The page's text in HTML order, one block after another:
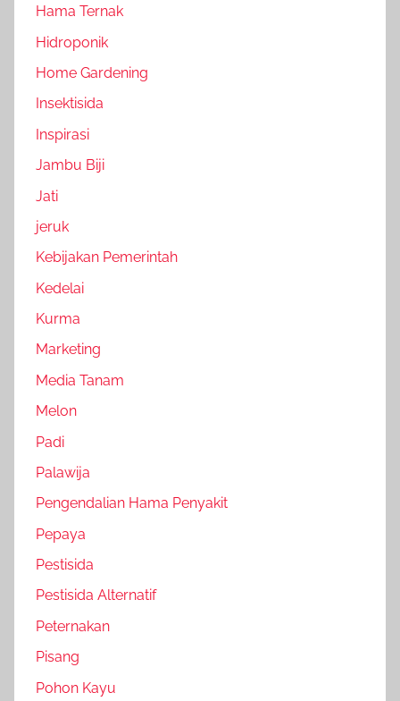
Hama Ternak
Hidroponik
Home Gardening
Insektisida
Inspirasi
Jambu Biji
Jati
jeruk
Kebijakan Pemerintah
Kedelai
Kurma
Marketing
Media Tanam
Melon
Padi
Palawija
Pengendalian Hama Penyakit
Pepaya
Pestisida
Pestisida Alternatif
Peternakan
Pisang
Pohon Kayu